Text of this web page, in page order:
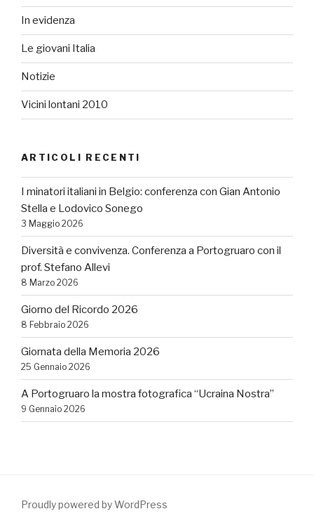
In evidenza
Le giovani Italia
Notizie
Vicini lontani 2010
ARTICOLI RECENTI
I minatori italiani in Belgio: conferenza con Gian Antonio
Stella e Lodovico Sonego
3 Maggio 2026
Diversità e convivenza. Conferenza a Portogruaro con il
prof. Stefano Allevi
8 Marzo 2026
Giorno del Ricordo 2026
8 Febbraio 2026
Giornata della Memoria 2026
25 Gennaio 2026
A Portogruaro la mostra fotografica “Ucraina Nostra”
9 Gennaio 2026
Proudly powered by WordPress